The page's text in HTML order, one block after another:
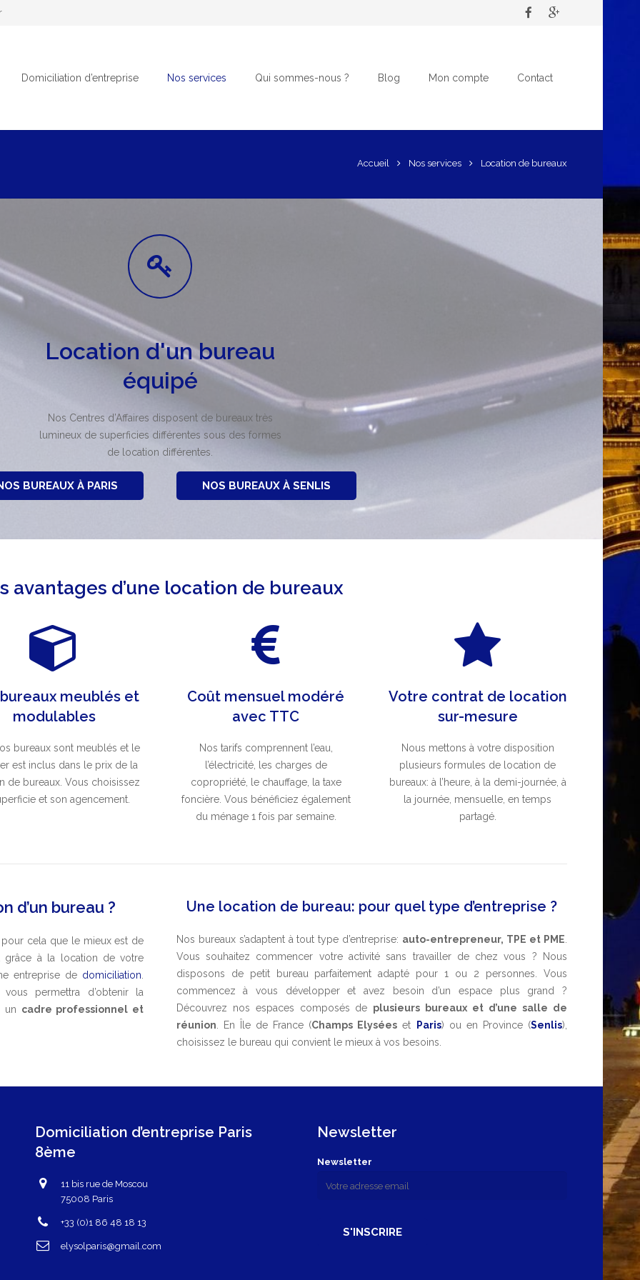
Domiciliation d’entreprise Nos services Qui sommes-nous ? Blog Mon compte Contact
Accueil Nos services Location de bureaux
Location d'un bureau
équipé
Nos Centres d’Affaires disposent de bureaux très
lumineux de superficies différentes sous des formes
de location différentes.
BUREAUX À PARIS NOS BUREAUX À SENLIS
avantages d’une location de bureaux
meublés et
modulables
bureaux sont meublés et le
est inclus dans le prix de la
de bureaux. Vous choisissez
et son agencement.
Coût mensuel modéré
avec TTC
Nos tarifs comprennent l’eau,
l’électricité, les charges de
copropriété, le chauffage, la taxe
foncière. Vous bénéficiez également
du ménage 1 fois par semaine.
Votre contrat de location
sur-mesure
Nous mettons à votre disposition
plusieurs formules de location de
bureaux: à l’heure, à la demi-journée, à
la journée, mensuelle, en temps
partagé.
d’un bureau ?
pour cela que le mieux est de
à la location de votre
entreprise de domiciliation
permettra d’obtenir la
un cadre professionnel et
Une location de bureau: pour quel type d’entreprise ?
Nos bureaux s’adaptent à tout type d’entreprise: auto-entrepreneur, TPE et PME
Vous souhaitez commencer votre activité sans travailler de chez vous ? Nous
disposons de petit bureau parfaitement adapté pour 1 ou 2 personnes. Vous
commencez à vous développer et avez besoin d’un espace plus grand ?
Découvrez nos espaces composés de plusieurs bureaux et d’une salle de
réunion . En Île de France (Champs Elysées et Paris) ou en Province (Senlis),
choisissez le bureau qui convient le mieux à vos besoins.
Domiciliation d’entreprise Paris
8ème
11 bis rue de Moscou
75008 Paris
+33 (0)1 86 48 18 13
elysolparis@gmail.com
Newsletter
Newsletter